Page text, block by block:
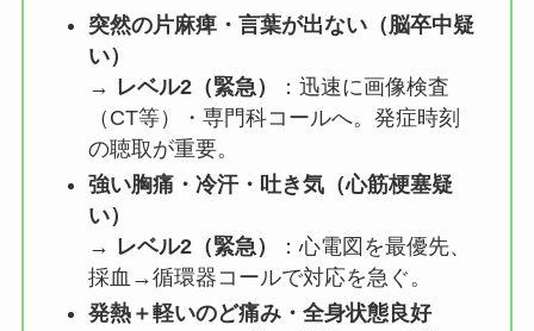
突然の片麻痺・言葉が出ない（脳卒中疑
い）
→ レベル2（緊急）
：迅速に画像検査
（CT等）・専門科コールへ。発症時刻
の聴取が重要。
強い胸痛・冷汗・吐き気（心筋梗塞疑
い）
→ レベル2（緊急）
：心電図を最優先、
採血→循環器コールで対応を急ぐ。
発熱＋軽いのど痛み・全身状態良好